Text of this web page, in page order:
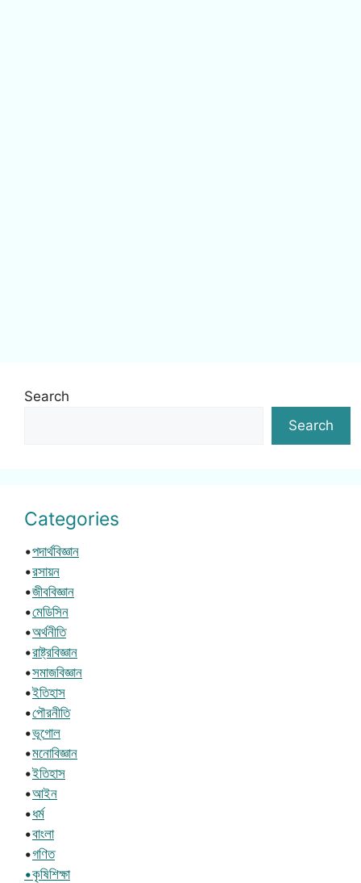
Search
Search
Categories
•পদার্থবিজ্ঞান
•রসায়ন
•জীববিজ্ঞান
•মেডিসিন
•অর্থনীতি
•রাষ্ট্রবিজ্ঞান
•সমাজবিজ্ঞান
•ইতিহাস
•পৌরনীতি
•ভূগোল
•মনোবিজ্ঞান
•ইতিহাস
•আইন
•ধর্ম
•বাংলা
•গণিত
•কৃষিশিক্ষা